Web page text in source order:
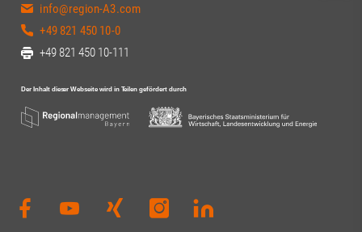
info@region-A3.com
+49 821 450 10-0
+49 821 450 10-111